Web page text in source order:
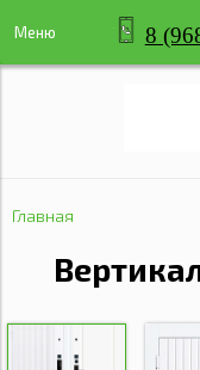
Меню 8
Главная